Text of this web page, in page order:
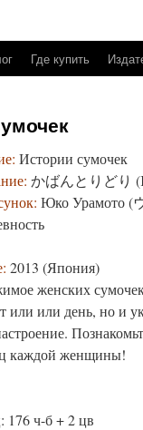
Где купить
Истории сумочек
かばんとりどり
Юко Урамото (
2013 (Япония)
женских
или или день, но и
каждой женщины!
176 ч-б + 2 цв